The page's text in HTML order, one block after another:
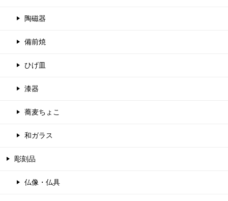
陶磁器
備前焼
ひげ皿
漆器
蕎麦ちょこ
和ガラス
彫刻品
仏像・仏具